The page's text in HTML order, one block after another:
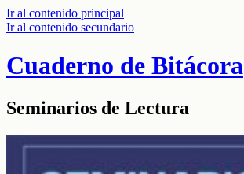
Ir al contenido principal
Ir al contenido secundario
Cuaderno de Bitácora
Seminarios de Lectura